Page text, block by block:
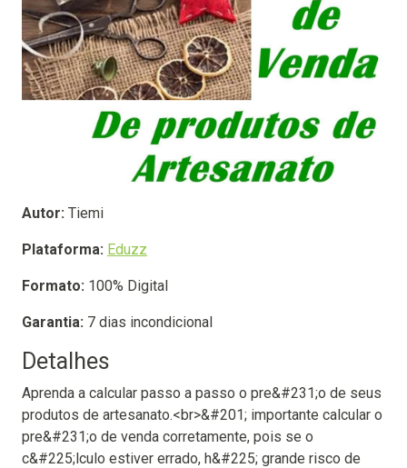
Autor: Tiemi
Plataforma: Eduzz
Formato: 100% Digital
Garantia: 7 dias incondicional
Detalhes
Aprenda a calcular passo a passo o pre&#231;o de seus
produtos de artesanato.<br>&#201; importante calcular o
pre&#231;o de venda corretamente, pois se o
c&#225;lculo estiver errado, h&#225; grande risco de